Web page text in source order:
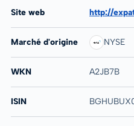
Site web
Marché d'origine NYSE
WKN A2JB7B
ISIN